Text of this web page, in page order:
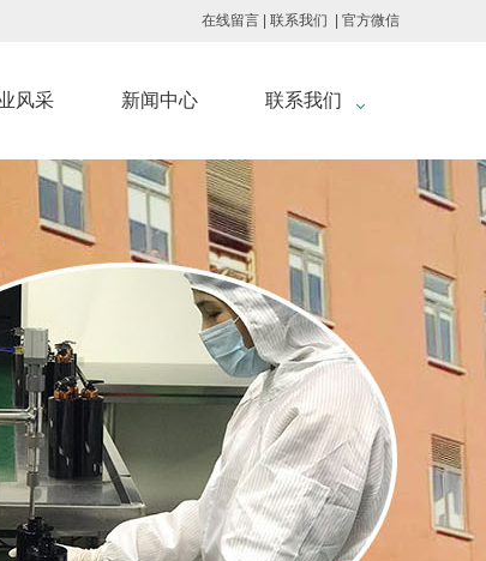
在线留言 联系我们 官方微信
风采 新闻中心 联系我们